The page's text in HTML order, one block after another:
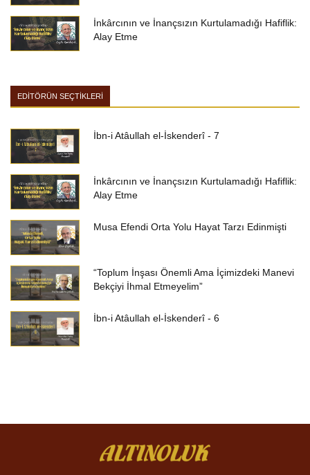
İnkârcının ve İnançsızın Kurtulamadığı Hafiflik:
Alay Etme
EDİTÖRÜN SEÇTİKLERİ
İbn-i Atâullah el-İskenderî - 7
İnkârcının ve İnançsızın Kurtulamadığı Hafiflik:
Alay Etme
Musa Efendi Orta Yolu Hayat Tarzı Edinmişti
“Toplum İnşası Önemli Ama İçimizdeki Manevi
Bekçiyi İhmal Etmeyelim”
İbn-i Atâullah el-İskenderî - 6